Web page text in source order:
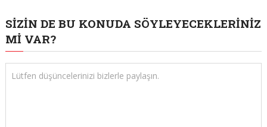
SIZIN DE BU KONUDA SÖYLEYECEKLERINIZ
MI VAR?